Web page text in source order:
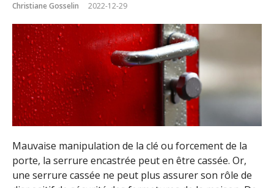
Christiane Gosselin 2022-12-29
Mauvaise manipulation de la clé ou forcement de la
porte, la serrure encastrée peut en être cassée. Or,
une serrure cassée ne peut plus assurer son rôle de